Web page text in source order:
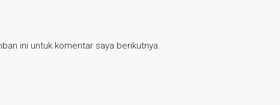
ini untuk komentar saya berikutnya.